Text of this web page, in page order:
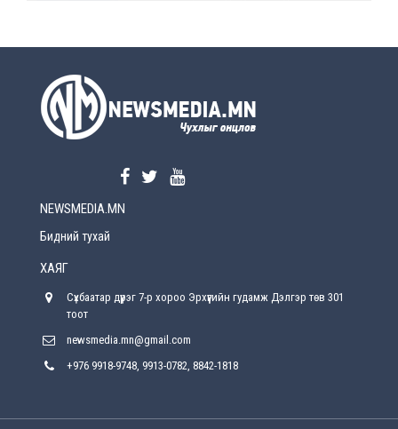
2026-08-5
2026-08-5
хүрсэн өгөөжөөрөө ажлаа үнэлж, хэрэгжилтээ
Улсын онцгой комисс өвөлжилтийн бэлтгэл,
NEWSMEDIA.MN
Бидний тухай
ХАЯГ
Сүхбаатар дүүрэг 7-р хороо Эрхүүгийн гудамж Дэлгэр төв 301
тоот
newsmedia.mn@gmail.com
+976 9918-9748, 9913-0782, 8842-1818